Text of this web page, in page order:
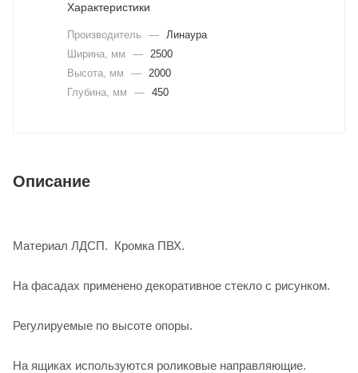
Характеристики
Производитель — Линаура
Ширина, мм
— 2500
Высота, мм
— 2000
Глубина, мм
— 450
Описание
Материал ЛДСП. Кромка ПВХ.
На фасадах применено декоративное стекло с рисунком.
Регулируемые по высоте опоры.
На ящиках используются роликовые направляющие.